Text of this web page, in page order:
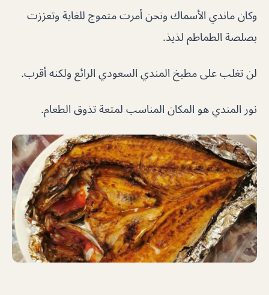
وكان ماندي الأسماك ونحن أمرت متموج للغاية وتعززت
بصلصة الطماطم لذيذ.
لن تغلب على مطبخ المندي السعودي الرائع ولكنه أقرب.
نور المندي هو المكان المناسب لمتعة تذوق الطعام.